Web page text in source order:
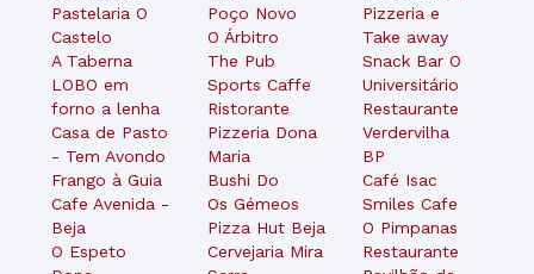
Pastelaria O
Castelo
A Taberna
LOBO em
forno a lenha
Casa de Pasto
- Tem Avondo
Frango à Guia
Cafe Avenida -
Beja
O Espeto
Poço Novo
O Árbitro
The Pub
Sports Caffe
Ristorante
Pizzeria Dona
Maria
Bushi Do
Os Gémeos
Pizza Hut Beja
Cervejaria Mira
Pizzeria e
Take away
Snack Bar O
Universitário
Restaurante
Verdervilha
BP
Café Isac
Smiles Cafe
O Pimpanas
Restaurante